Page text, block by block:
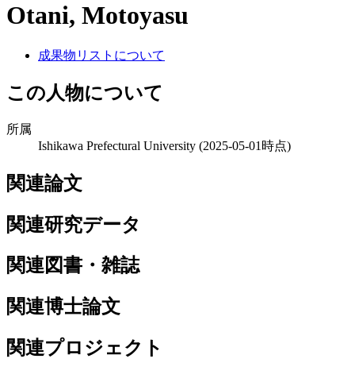
Otani, Motoyasu
成果物リストについて
この人物について
所属
Ishikawa Prefectural University (2025-05-01時点)
関連論文
関連研究データ
関連図書・雑誌
関連博士論文
関連プロジェクト